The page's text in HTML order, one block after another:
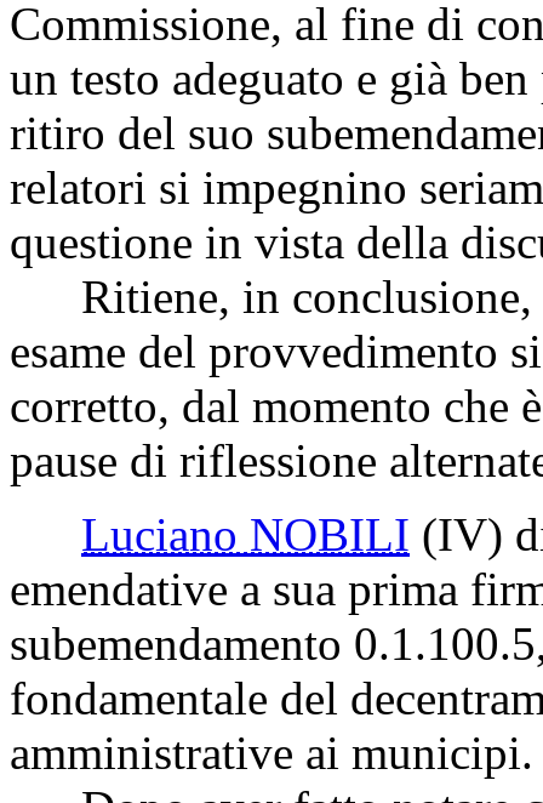
Commissione, al fine di
un testo adeguato e già
ritiro del suo
relatori si impegnino
questione in vista della
Ritiene, in conclusione,
esame del provvedimento
corretto, dal momento che
pause di riflessione
Luciano NOBILI (IV)
emendative a sua prima
subemendamento
fondamentale del
amministrative ai municipi.